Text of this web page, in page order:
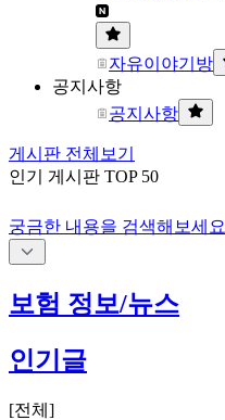
자유이야기방
공지사항
공지사항
게시판 전체보기
인기 게시판 TOP 50
궁금한 내용을 검색해보세요
보험 정보/뉴스
인기글
[전체 ]